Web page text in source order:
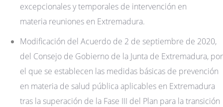
excepcionales y temporales de intervención en
materia reuniones en Extremadura.
Modificación del Acuerdo de 2 de septiembre de 2020,
del Consejo de Gobierno de la Junta de Extremadura, por
el que se establecen las medidas básicas de prevención
en materia de salud pública aplicables en Extremadura
tras la superación de la Fase III del Plan para la transición